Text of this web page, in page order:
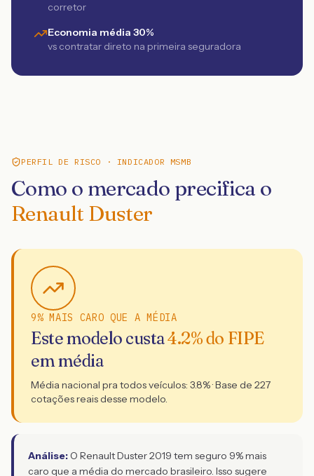
corretor
Economia média 30%
vs contratar direto na primeira seguradora
PERFIL DE RISCO · INDICADOR MSMB
Como o mercado precifica o
Renault Duster
9% MAIS CARO QUE A MÉDIA
Este modelo custa4.2% do FIPE
em média
Média nacional pra todos veículos: 3.8% · Base de 227
cotações reais desse modelo.
Análise: O Renault Duster 2019 tem seguro 9% mais
caro que a média do mercado brasileiro. Isso sugere